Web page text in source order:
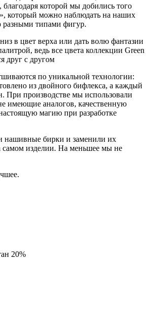
которой мы добились того
который можно наблюдать на наших
разными типами фигур.
в цвет верха или дать волю фантазии
ведь все цвета коллекции Green
друг с другом
по уникальной технологии:
из двойного бифлекса, а каждый
При производстве мы использовали
имеющие аналогов, качественную
магию при разработке
бирки и заменили их
самом изделии. На меньшее мы не
20%